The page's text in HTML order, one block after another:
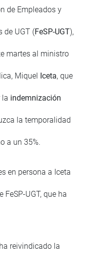
de Empleados y
de UGT (FeSP-UGT),
martes al ministro
Miquel Iceta, que
la indemnización
la temporalidad
a un 35%.
en persona a Iceta
FeSP-UGT, que ha
reivindicado la